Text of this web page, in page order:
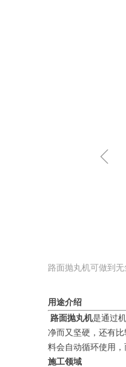
路面抛丸机可做到
用途介绍
路面抛丸机是通过
净而又坚硬，还有
料会自动循环使用
施工领域
ꁆ